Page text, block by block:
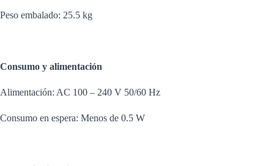
Peso embalado: 25.5 kg
Consumo y alimentación
Alimentación: AC 100 – 240 V 50/60 Hz
Consumo en espera: Menos de 0.5 W